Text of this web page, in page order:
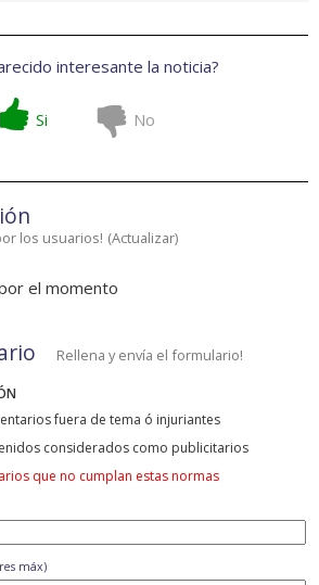
interesante la noticia?
Si No
los usuarios! (Actualizar)
el momento
Rellena y envía el formulario!
fuera de tema ó injuriantes
considerados como publicitarios
que no cumplan estas normas
máx)